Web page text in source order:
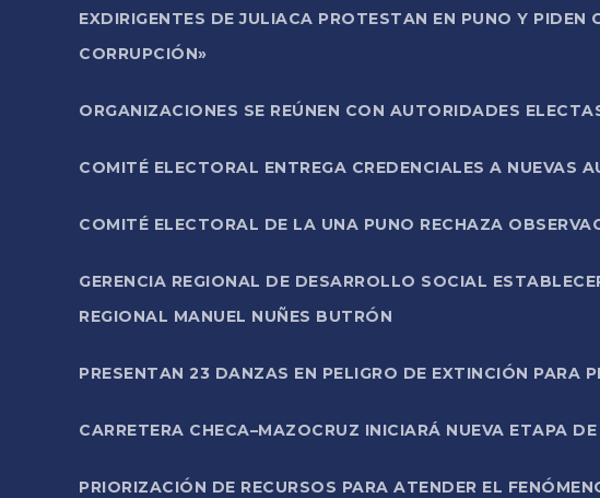
EXDIRIGENTES DE JULIACA PROTESTAN EN PUNO Y
CORRUPCIÓN»
ORGANIZACIONES SE REÚNEN CON AUTORIDADES
COMITÉ ELECTORAL ENTREGA CREDENCIALES A NUEVAS
COMITÉ ELECTORAL DE LA UNA PUNO RECHAZA
GERENCIA REGIONAL DE DESARROLLO SOCIAL
REGIONAL MANUEL NUÑES BUTRÓN
PRESENTAN 23 DANZAS EN PELIGRO DE EXTINCIÓN PARA
CARRETERA CHECA–MAZOCRUZ INICIARÁ NUEVA ETAPA
PRIORIZACIÓN DE RECURSOS PARA ATENDER EL